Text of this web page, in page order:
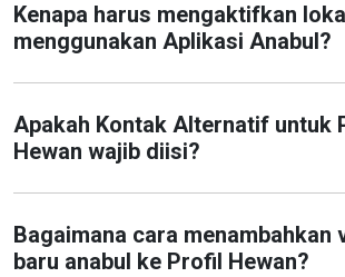
Kenapa harus mengaktifkan
menggunakan Aplikasi Anabul?
Apakah Kontak Alternatif untuk
Hewan wajib diisi?
Bagaimana cara menambahkan
baru anabul ke Profil Hewan?